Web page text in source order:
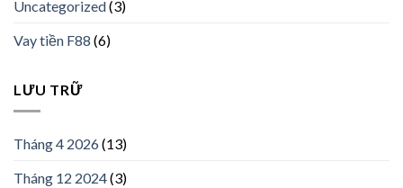
Uncategorized(3)
Vay tiền F88 (6)
LƯU TRỮ
Tháng 4 2026(13)
Tháng 12 2024(3)